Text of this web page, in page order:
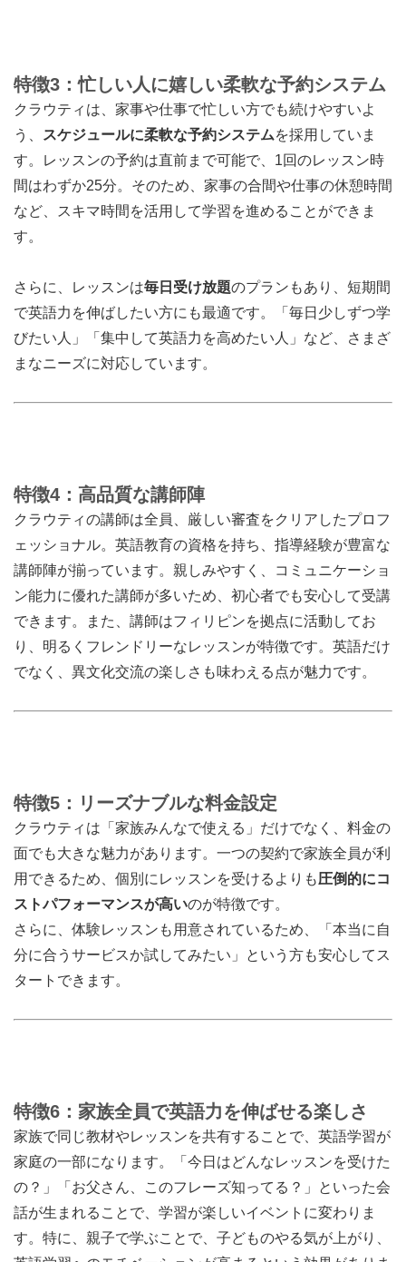
特徴3：忙しい人に嬉しい柔軟な予約システム
クラウティは、家事や仕事で忙しい方でも続けやすいよ
う、
スケジュールに柔軟な予約システムを採用していま
す。レッスンの予約は直前まで可能で、1回のレッスン時
間はわずか25分。そのため、家事の合間や仕事の休憩時間
など、スキマ時間を活用して学習を進めることができま
す。
さらに、レッスンは毎日受け放題のプランもあり、短期間
で英語力を伸ばしたい方にも最適です。「毎日少しずつ学
びたい人」「集中して英語力を高めたい人」など、さまざ
まなニーズに対応しています。
特徴4：高品質な講師陣
クラウティの講師は全員、厳しい審査をクリアしたプロフ
ェッショナル。英語教育の資格を持ち、指導経験が豊富な
講師陣が揃っています。親しみやすく、コミュニケーショ
ン能力に優れた講師が多いため、初心者でも安心して受講
できます。また、講師はフィリピンを拠点に活動してお
り、明るくフレンドリーなレッスンが特徴です。英語だけ
でなく、異文化交流の楽しさも味わえる点が魅力です。
特徴5：リーズナブルな料金設定
クラウティは「家族みんなで使える」だけでなく、料金の
面でも大きな魅力があります。一つの契約で家族全員が利
用できるため、個別にレッスンを受けるよりも圧倒的にコ
ストパフォーマンスが高いのが特徴です。
さらに、体験レッスンも用意されているため、「本当に自
分に合うサービスか試してみたい」という方も安心してス
タートできます。
特徴6：家族全員で英語力を伸ばせる楽しさ
家族で同じ教材やレッスンを共有することで、英語学習が
家庭の一部になります。「今日はどんなレッスンを受けた
の？」「お父さん、このフレーズ知ってる？」といった会
話が生まれることで、学習が楽しいイベントに変わりま
す。特に、親子で学ぶことで、子どものやる気が上がり、